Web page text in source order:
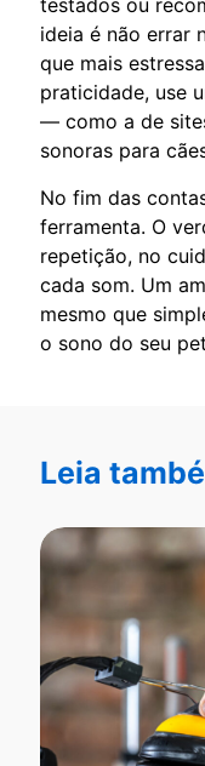
ideia é não errar
que mais
praticidade, use
— como a de
sonoras para
No fim das
ferramenta. O
repetição, no
cada som. Um
mesmo que
o sono do seu
Leia